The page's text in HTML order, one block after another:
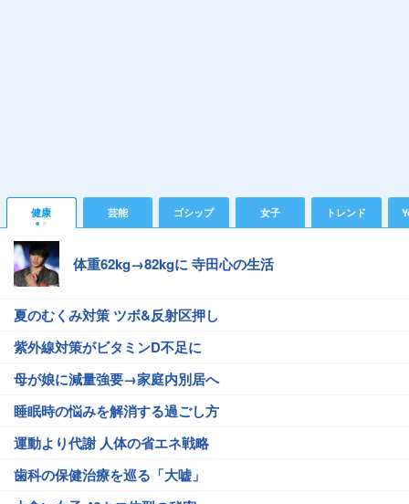
健康 芸能 ゴシップ 女子 トレンド
体重62kg→82kgに 寺田心の生活
夏のむくみ対策 ツボ&反射区押し
紫外線対策がビタミンD不足に
母が娘に減量強要→家庭内別居へ
睡眠時の悩みを解消する過ごし方
運動より代謝 人体の省エネ戦略
歯科の保健治療を巡る「大嘘」